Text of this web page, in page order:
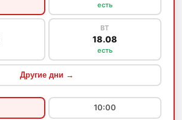
есть
ВТ
18.08
есть
Другие дни →
10:00